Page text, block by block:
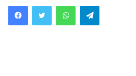
WhatsAppTelegram